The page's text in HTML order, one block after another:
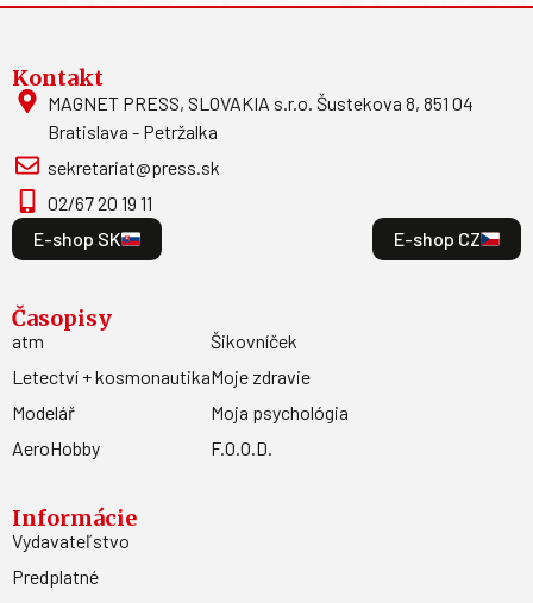
Kontakt
MAGNET PRESS, SLOVAKIA s.r.o. Šustekova 8, 851 04
Bratislava - Petržalka
sekretariat@press.sk
02/67 20 19 11
E-shop SK
E-shop CZ
Časopisy
atm
Letectví + kosmonautika
Modelář
AeroHobby
Šikovníček
Moje zdravie
Moja psychológia
F.O.O.D.
Informácie
Vydavateľstvo
Predplatné